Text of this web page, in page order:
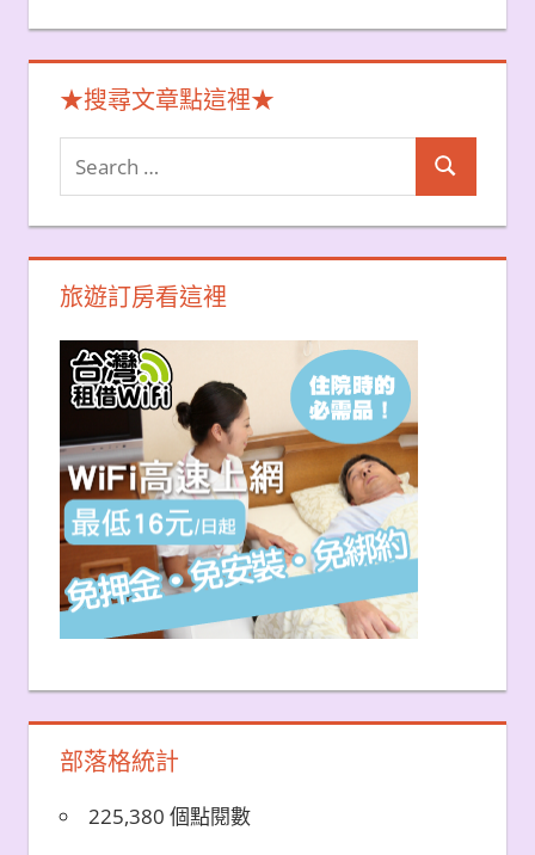
★搜尋文章點這裡★
Search
旅遊訂房看這裡
部落格統計
225,380 個點閱數